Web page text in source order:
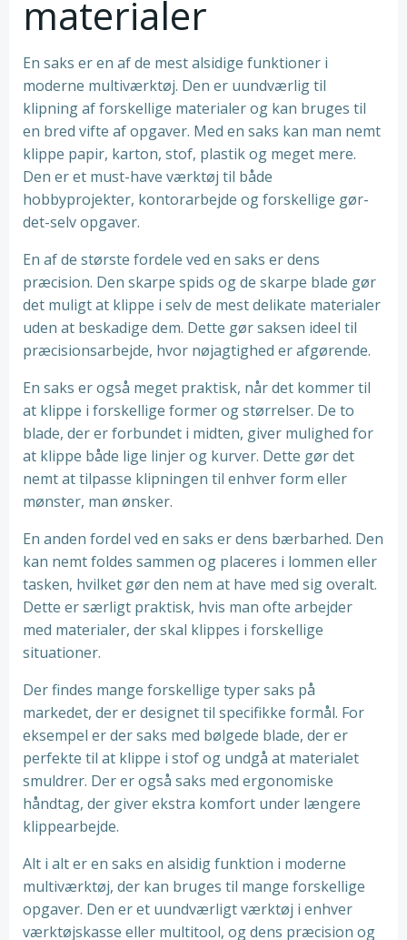
materialer
En saks er en af de mest alsidige funktioner i
moderne multiværktøj. Den er uundværlig til
klipning af forskellige materialer og kan bruges til
en bred vifte af opgaver. Med en saks kan man nemt
klippe papir, karton, stof, plastik og meget mere.
Den er et must-have værktøj til både
hobbyprojekter, kontorarbejde og forskellige gør-
det-selv opgaver.
En af de største fordele ved en saks er dens
præcision. Den skarpe spids og de skarpe blade gør
det muligt at klippe i selv de mest delikate materialer
uden at beskadige dem. Dette gør saksen ideel til
præcisionsarbejde, hvor nøjagtighed er afgørende.
En saks er også meget praktisk, når det kommer til
at klippe i forskellige former og størrelser. De to
blade, der er forbundet i midten, giver mulighed for
at klippe både lige linjer og kurver. Dette gør det
nemt at tilpasse klipningen til enhver form eller
mønster, man ønsker.
En anden fordel ved en saks er dens bærbarhed. Den
kan nemt foldes sammen og placeres i lommen eller
tasken, hvilket gør den nem at have med sig overalt.
Dette er særligt praktisk, hvis man ofte arbejder
med materialer, der skal klippes i forskellige
situationer.
Der findes mange forskellige typer saks på
markedet, der er designet til specifikke formål. For
eksempel er der saks med bølgede blade, der er
perfekte til at klippe i stof og undgå at materialet
smuldrer. Der er også saks med ergonomiske
håndtag, der giver ekstra komfort under længere
klippearbejde.
Alt i alt er en saks en alsidig funktion i moderne
multiværktøj, der kan bruges til mange forskellige
opgaver. Den er et uundværligt værktøj i enhver
værktøjskasse eller multitool, og dens præcision og